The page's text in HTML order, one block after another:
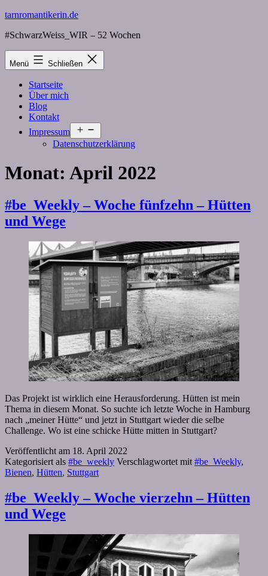
Zum
springen
tarnromantikerin.de
#SchwarzWeiss_WIR – 52 Wochen
Menü Schließen
Startseite
Über mich
Blog
Kontakt
Impressum
öffnen
Datenschutzerklärung
Monat: April 2022
#be_Weekly – Woche fünfzehn – Hütten
und Wege
Das Projekt ist wirklich eine Herausforderung. Hütten ist mein
Thema in diesem Monat. So suchte ich letzte Woche in Hamburg
nach „meiner Hütte“ und jetzt in Stuttgart wieder die selbe
Challenge. Wo ist eine schicke Hütte mitten in Stuttgart?
Veröffentlicht am 18. April 2022
Kategorisiert als #be_weekly Verschlagwortet mit#be_Weekly,
Bienen, Hütten, Stuttgart
#be_Weekly – Woche vierzehn – Hütten
und Wege